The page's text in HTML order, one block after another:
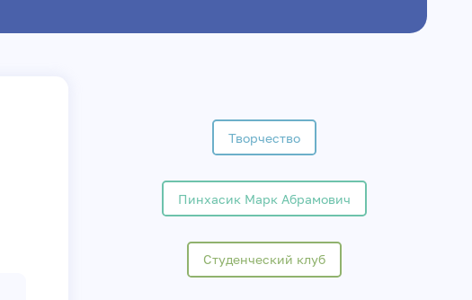
Творчество
Пинхасик Марк Абрамович
Студенческий клуб